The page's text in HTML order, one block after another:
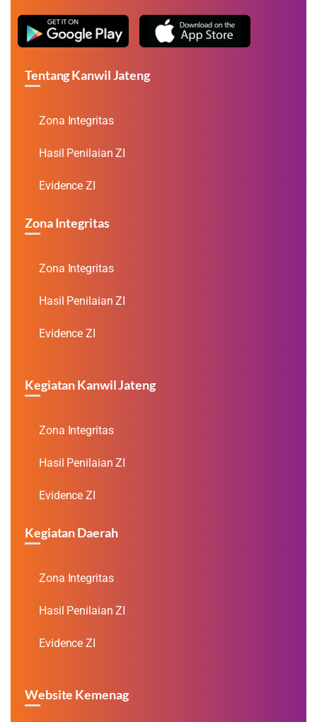
Tentang Kanwil Jateng
Zona Integritas
Hasil Penilaian ZI
Evidence ZI
Zona Integritas
Zona Integritas
Hasil Penilaian ZI
Evidence ZI
Kegiatan Kanwil Jateng
Zona Integritas
Hasil Penilaian ZI
Evidence ZI
Kegiatan Daerah
Zona Integritas
Hasil Penilaian ZI
Evidence ZI
Website Kemenag